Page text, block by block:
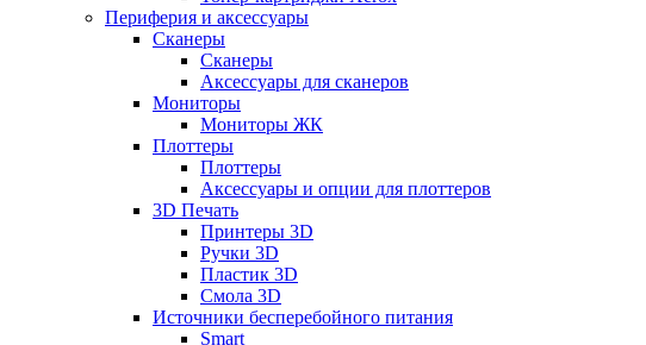
Периферия и аксессуары
Сканеры
Сканеры
Аксессуары для сканеров
Мониторы
Мониторы ЖК
Плоттеры
Плоттеры
Аксессуары и опции для плоттеров
3D Печать
Принтеры 3D
Ручки 3D
Пластик 3D
Смола 3D
Источники бесперебойного питания
Smart